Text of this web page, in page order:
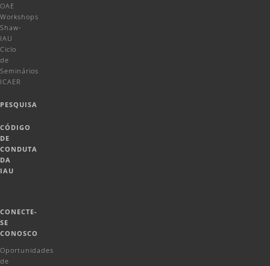
OAE
Workshops
Shaw-
IAU
Ciclo
de
Seminários
ICAER
PESQUISA
CÓDIGO
DE
CONDUTA
DA
IAU
CONECTE-
SE
CONOSCO
Oportunidades
de